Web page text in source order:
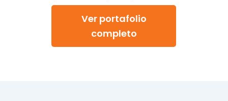
Ver portafolio
completo